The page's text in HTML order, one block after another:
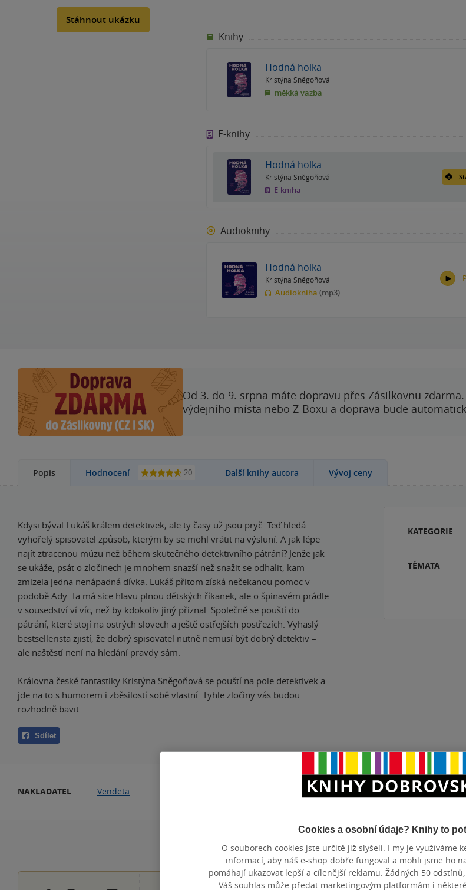
Stáhnout ukázku
Knihy
Hodná holka
Kristýna Sněgoňová
měkká vazba
E-knihy
Hodná holka
Kristýna Sněgoňová
E-kniha
Audioknihy
Hodná holka
Kristýna Sněgoňová
Audiokniha (mp3)
Od 3. do 9. srpna máte dopravu přes Zásilkovnu
výdejního místa nebo Z-Boxu a doprava bude
Popis Hodnocení 20 Další knihy autora Vývoj ceny
Kdysi býval Lukáš králem detektivek, ale ty časy už jsou pryč. Teď hledá
vyhořelý spisovatel způsob, kterým by se mohl vrátit na výsluní. A jak lépe
najít ztracenou múzu než během skutečného detektivního pátrání? Jenže jak
se ukáže, psát o zločinech je mnohem snazší než snažit se odhalit, kam
zmizela jedna nenápadná dívka. Lukáš přitom získá nečekanou pomoc v
podobě Ady. Ta má sice hlavu plnou dětských říkanek, ale o špinavém prádle
v sousedství ví víc, než by kdokoliv jiný přiznal. Společně se pouští do
pátrání, které stojí na ostrých slovech a ještě ostřejších postřezích. Vyhaslý
bestsellerista zjistí, že dobrý spisovatel nutně nemusí být dobrý detektiv –
ale naštěstí není na hledání pravdy sám.
Královna české fantastiky Kristýna Sněgoňová se pouští na pole detektivek a
jde na to s humorem i zběsilostí sobě vlastní. Tyhle zločiny vás budou
rozhodně bavit.
Sdílet
KATEGORIE
TÉMATA
NAKLADATEL Vendeta 304
Hodnocení a recenze
Cookies a osobní údaje? Knihy to
O souborech cookies jste určitě již slyšeli. I my je využíváme
informací, aby náš e-shop dobře fungoval a mohli jsme ho
pomáhají ukazovat lepší a cílenější reklamu. Žádných 50
Váš souhlas může předat marketingovým platformám i